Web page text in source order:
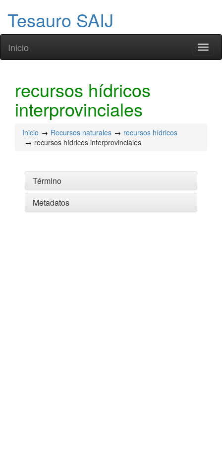
Tesauro SAIJ
Inicio
recursos hídricos
interprovinciales
Inicio Recursos naturales
recursos hídricos
recursos hídricos interprovinciales
Término
Metadatos